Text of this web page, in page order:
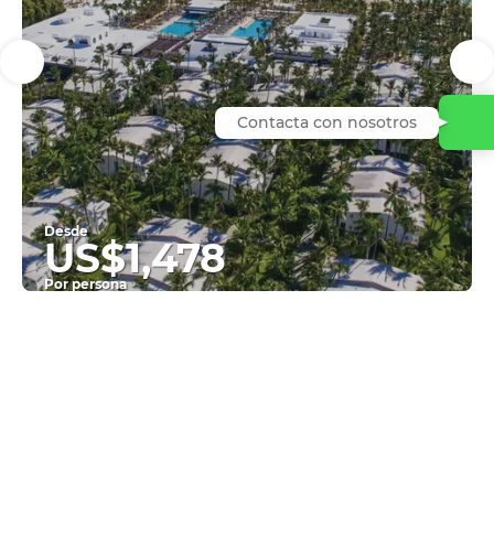
Desde
US$1,478
Por persona
Contacta con nosotros